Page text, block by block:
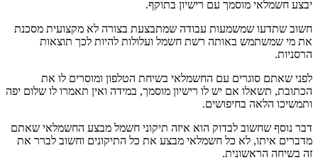
יבצע חשמלאי מוסמך עם רישיון בתוקף.
חשוב שתדעו שמשמעות עבודה שמתבצעת בצורה לא מקצועית מסכנת
את מי שמשתמש באותה רשת חשמל ועלולות להיות לכך תוצאות
הרסניות.
לפני שאתם סוגרים עם החשמלאי בשיחת הטלפון ומוסרים לו את
הכתובת, תשאלו אם יש לו רישיון מוסמך, במידה ואין תאמרו לו שלום יפה
ותמשיכו הלאה בחיפושים.
דבר נוסף שחשוב לבדוק הוא איזה תיקוני חשמל מבצע החשמלאי שאתם
מדברים איתו, לא כל חשמלאי מבצע את כל התיקונים וחשוב לברר את
זה בשיחה הראשונית.